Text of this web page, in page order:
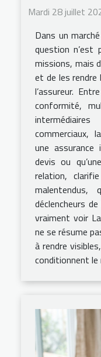
Mardi 28 juillet
Dans un
question n’est
missions, mais
et de les rendre
l’assureur.
conformité,
commerciaux,
une assurance
devis ou
relation,
malentendus,
déclencheurs
vraiment voir
ne se résume
à rendre
conditionnent le